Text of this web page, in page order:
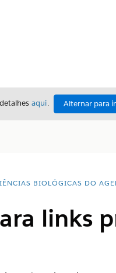
aqui. Alternar para
BIOLÓGICAS DO
links